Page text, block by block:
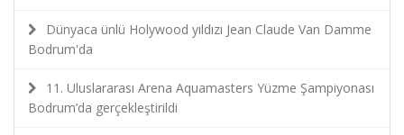
Dünyaca ünlü Holywood yıldızı Jean Claude Van Damme
Bodrum'da
11. Uluslararası Arena Aquamasters Yüzme Şampiyonası
Bodrum’da gerçekleştirildi